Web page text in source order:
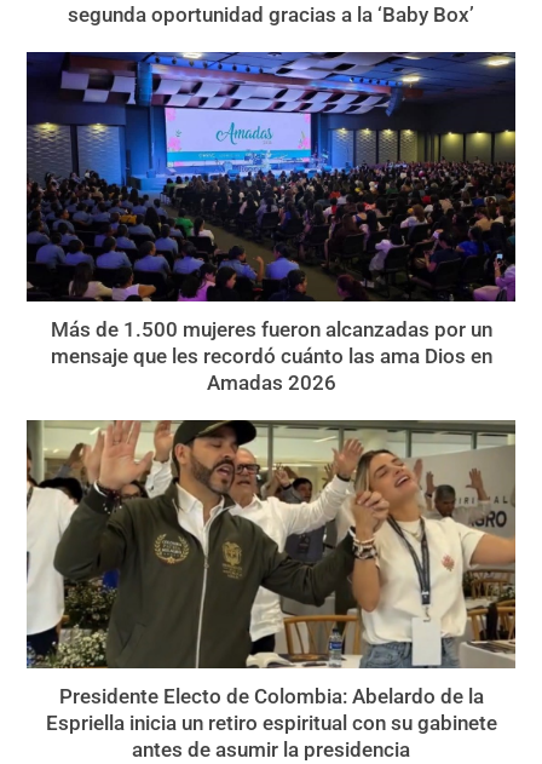
segunda oportunidad gracias a la ‘Baby Box’
Más de 1.500 mujeres fueron alcanzadas por un
mensaje que les recordó cuánto las ama Dios en
Amadas 2026
Presidente Electo de Colombia: Abelardo de la
Espriella inicia un retiro espiritual con su gabinete
antes de asumir la presidencia